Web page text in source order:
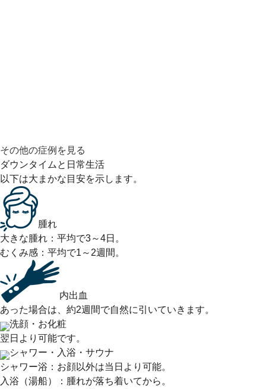
その他の症例を見る
ダウンタイムと日常生活
以下は大まかな目安を示します。
腫れ
大きな腫れ：平均で3～4日。
むくみ感：平均で1～2週間。
内出血
あった場合は、約2週間で自然に引いていきます。
洗顔・お化粧
翌日より可能です。
シャワー・入浴・サウナ
シャワー浴：お顔以外は当日より可能。
入浴（湯船）：腫れが落ち着いてから。